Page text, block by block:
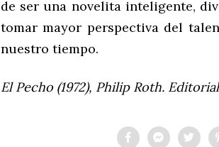
de ser una novelita inteligente,
tomar mayor perspectiva del
nuestro tiempo.
El Pecho (1972), Philip Roth.